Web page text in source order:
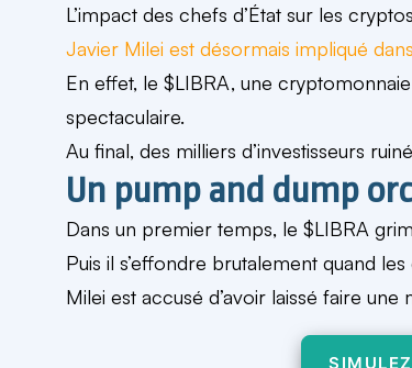
L’impact des chefs d’État sur les
Javier Milei est désormais impliqué
En effet, le $LIBRA, une
spectaculaire.
Au final, des milliers d’investisseurs
Un pump and dump
Dans un premier temps, le $LIBRA
Puis il s’effondre brutalement quand
Milei est accusé d’avoir laissé faire